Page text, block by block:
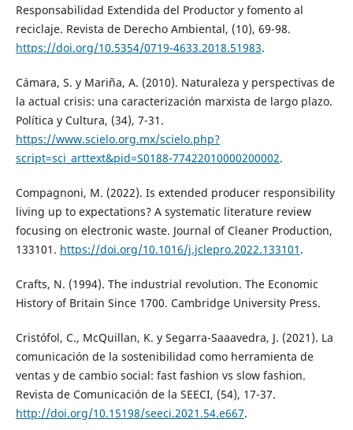
Responsabilidad Extendida del Productor y fomento al
reciclaje. Revista de Derecho Ambiental, (10), 69-98.
https://doi.org/10.5354/0719-4633.2018.51983.
Cámara, S. y Mariña, A. (2010). Naturaleza y perspectivas de
la actual crisis: una caracterización marxista de largo plazo.
Política y Cultura, (34), 7-31.
https://www.scielo.org.mx/scielo.php?
script=sci_arttext&pid=S0188-77422010000200002.
Compagnoni, M. (2022). Is extended producer responsibility
living up to expectations? A systematic literature review
focusing on electronic waste. Journal of Cleaner Production,
133101. https://doi.org/10.1016/j.jclepro.2022.133101 .
Crafts, N. (1994). The industrial revolution. The Economic
History of Britain Since 1700. Cambridge University Press.
Cristófol, C., McQuillan, K. y Segarra-Saaavedra, J. (2021). La
comunicación de la sostenibilidad como herramienta de
ventas y de cambio social: fast fashion vs slow fashion.
Revista de Comunicación de la SEECI, (54), 17-37.
http://doi.org/10.15198/seeci.2021.54.e667.